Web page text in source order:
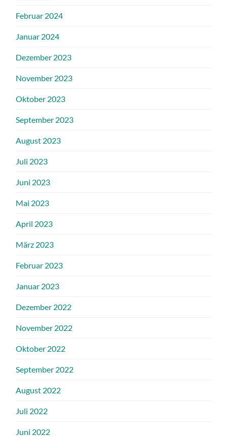
Februar 2024
Januar 2024
Dezember 2023
November 2023
Oktober 2023
September 2023
August 2023
Juli 2023
Juni 2023
Mai 2023
April 2023
März 2023
Februar 2023
Januar 2023
Dezember 2022
November 2022
Oktober 2022
September 2022
August 2022
Juli 2022
Juni 2022